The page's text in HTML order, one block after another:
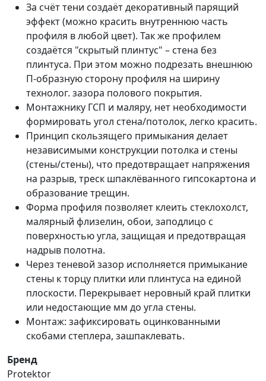
За счёт тени создаёт декоративный парящий
эффект (можно красить внутреннюю часть
профиля в любой цвет). Так же профилем
создаётся "скрытый плинтус" – стена без
плинтуса. При этом можно подрезать внешнюю
П-образную сторону профиля на ширину
технолог. зазора полового покрытия.
Монтажнику ГСП и маляру, нет необходимости
формировать угол стена/потолок, легко красить.
Принцип скользящего примыкания делает
независимыми конструкции потолка и стены
(стены/стены), что предотвращает напряжения
на разрыв, треск шпаклёванного гипсокартона и
образование трещин.
Форма профиля позволяет клеить стеклохолст,
малярный флизелин, обои, заподлицо с
поверхностью угла, защищая и предотвращая
надрыв полотна.
Через теневой зазор исполняется примыкание
стены к торцу плитки или плинтуса на единой
плоскости. Перекрывает неровный край плитки
или недостающие мм до угла стены.
Монтаж: зафиксировать оцинкованными
скобами степлера, зашпаклевать.
Бренд
Protektor